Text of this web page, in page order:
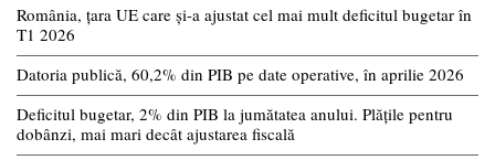
România, țara UE care și-a ajustat cel mai mult deficitul bugetar în
T1 2026
Datoria publică, 60,2% din PIB pe date operative, în aprilie 2026
Deficitul bugetar, 2% din PIB la jumătatea anului. Plățile pentru
dobânzi, mai mari decât ajustarea fiscală